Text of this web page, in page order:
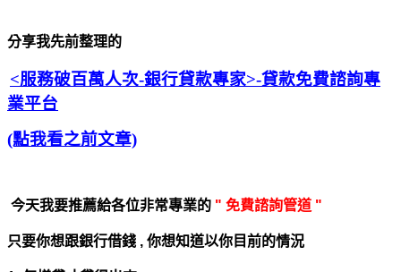
分享我先前整理的
<服務破百萬人次-銀行貸款專家>-貸款免費諮詢專
業平台
(點我看之前文章)
今天我要推薦給各位非常專業的 " 免費諮詢管道 "
只要你想跟銀行借錢 , 你想知道以你目前的情況